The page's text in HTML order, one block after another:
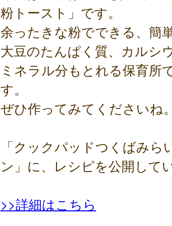
粉トースト」です。
余ったきな粉でできる、簡
大豆のたんぱく質、カルシ
ミネラル分もとれる保育所
す。
ぜひ作ってみてくださいね。
「クックパッドつくばみら
ン」に、レシピを公開して
>>詳細はこちら